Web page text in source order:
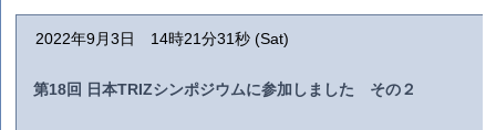
2022年9月3日 14時21分31秒 (Sat)
第18回 日本TRIZシンポジウムに参加しました その２